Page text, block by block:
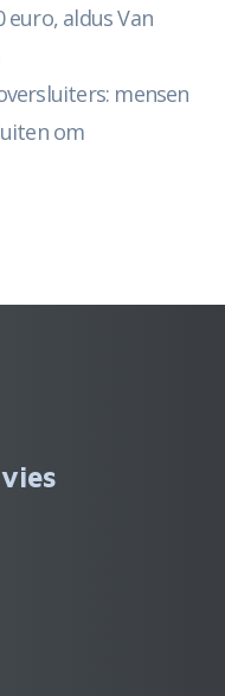
aldus Van
mensen
om